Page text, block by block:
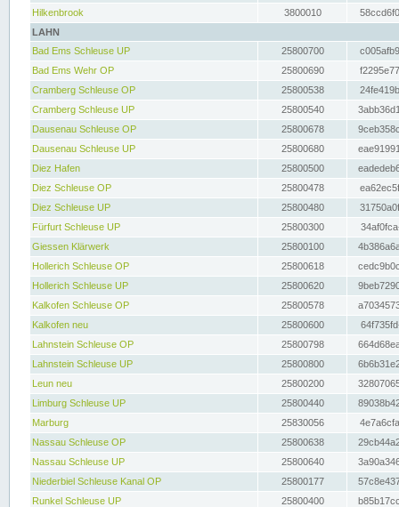
Hilkenbrook
3800010
LAHN
Bad Ems Schleuse UP
25800700
Bad Ems Wehr OP
25800690
Cramberg Schleuse OP
25800538
Cramberg Schleuse UP
25800540
Dausenau Schleuse OP
25800678
Dausenau Schleuse UP
25800680
Diez Hafen
25800500
Diez Schleuse OP
25800478
Diez Schleuse UP
25800480
Fürfurt Schleuse UP
25800300
Giessen Klärwerk
25800100
Hollerich Schleuse OP
25800618
Hollerich Schleuse UP
25800620
Kalkofen Schleuse OP
25800578
Kalkofen neu
25800600
Lahnstein Schleuse OP
25800798
Lahnstein Schleuse UP
25800800
Leun neu
25800200
Limburg Schleuse UP
25800440
Marburg
25830056
Nassau Schleuse OP
25800638
Nassau Schleuse UP
25800640
Niederbiel Schleuse Kanal OP
25800177
Runkel Schleuse UP
25800400